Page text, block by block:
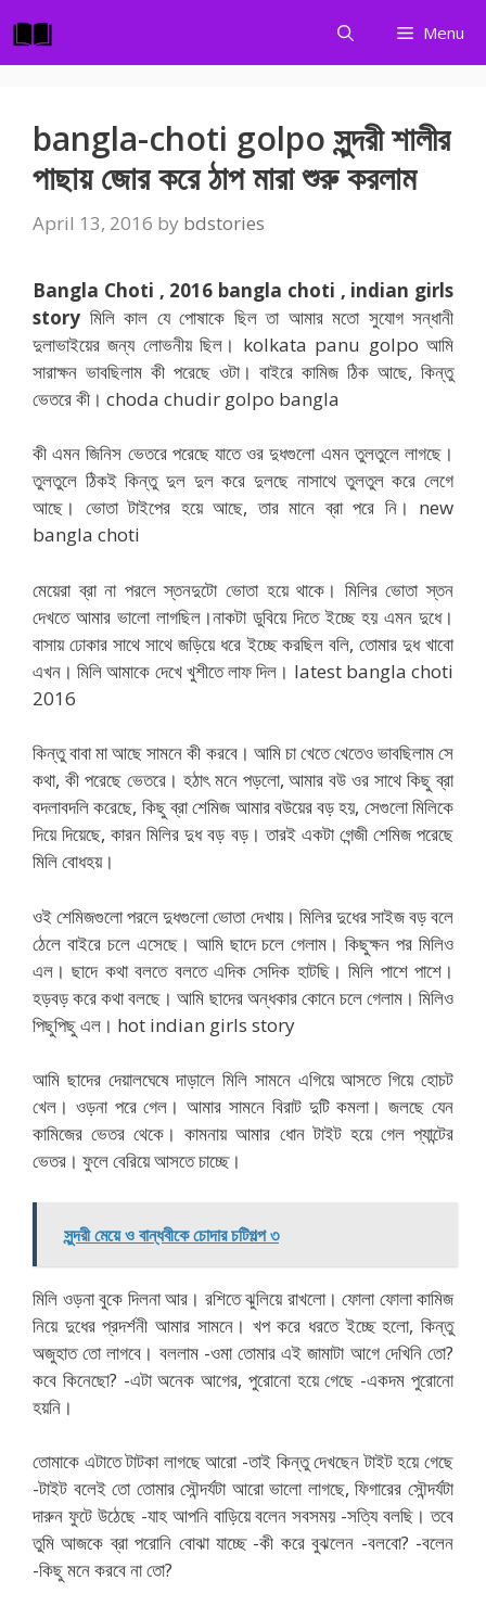
to
content
Menu
bangla-choti golpo সুন্দরী শালীর
পাছায় জোর করে ঠাপ মারা শুরু করলাম
April 13, 2016 by bdstories
Bangla Choti , 2016 bangla choti , indian girls
story মিলি কাল যে পোষাকে ছিল তা আমার মতো সুযোগ সন্ধানী
দুলাভাইয়ের জন্য লোভনীয় ছিল। kolkata panu golpo আমি
সারাক্ষন ভাবছিলাম কী পরেছে ওটা। বাইরে কামিজ ঠিক আছে, কিন্তু
ভেতরে কী। choda chudir golpo bangla
কী এমন জিনিস ভেতরে পরেছে যাতে ওর দুধগুলো এমন তুলতুলে লাগছে।
তুলতুলে ঠিকই কিন্তু দুল দুল করে দুলছে নাসাথে তুলতুল করে লেগে
আছে। ভোতা টাইপের হয়ে আছে, তার মানে ব্রা পরে নি। new
bangla choti
মেয়েরা ব্রা না পরলে স্তনদুটো ভোতা হয়ে থাকে। মিলির ভোতা স্তন
দেখতে আমার ভালো লাগছিল।নাকটা ডুবিয়ে দিতে ইচ্ছে হয় এমন দুধে।
বাসায় ঢোকার সাথে সাথে জড়িয়ে ধরে ইচ্ছে করছিল বলি, তোমার দুধ খাবো
এখন। মিলি আমাকে দেখে খুশীতে লাফ দিল। latest bangla choti
2016
কিন্তু বাবা মা আছে সামনে কী করবে। আমি চা খেতে খেতেও ভাবছিলাম সে
কথা, কী পরেছে ভেতরে। হঠাৎ মনে পড়লো, আমার বউ ওর সাথে কিছু ব্রা
বদলাবদলি করেছে, কিছু ব্রা শেমিজ আমার বউয়ের বড় হয়, সেগুলো মিলিকে
দিয়ে দিয়েছে, কারন মিলির দুধ বড় বড়। তারই একটা গেন্জী শেমিজ পরেছে
মিলি বোধহয়।
ওই শেমিজগুলো পরলে দুধগুলো ভোতা দেখায়। মিলির দুধের সাইজ বড় বলে
ঠেলে বাইরে চলে এসেছে। আমি ছাদে চলে গেলাম। কিছুক্ষন পর মিলিও
এল। ছাদে কথা বলতে বলতে এদিক সেদিক হাটছি। মিলি পাশে পাশে।
হড়বড় করে কথা বলছে। আমি ছাদের অন্ধকার কোনে চলে গেলাম। মিলিও
পিছুপিছু এল। hot indian girls story
আমি ছাদের দেয়ালঘেষে দাড়ালে মিলি সামনে এগিয়ে আসতে গিয়ে হোচট
খেল। ওড়না পরে গেল। আমার সামনে বিরাট দুটি কমলা। জলছে যেন
কামিজের ভেতর থেকে। কামনায় আমার ধোন টাইট হয়ে গেল প্যান্টের
ভেতর। ফুলে বেরিয়ে আসতে চাচ্ছে।
সুন্দরী মেয়ে ও বান্ধবীকে চোদার চটিগল্প ৩
মিলি ওড়না বুকে দিলনা আর। রশিতে ঝুলিয়ে রাখলো। ফোলা ফোলা কামিজ
নিয়ে দুধের প্রদর্শনী আমার সামনে। খপ করে ধরতে ইচ্ছে হলো, কিন্তু
অজুহাত তো লাগবে। বললাম -ওমা তোমার এই জামাটা আগে দেখিনি তো?
কবে কিনেছো? -এটা অনেক আগের, পুরোনো হয়ে গেছে -একদম পুরোনো
হয়নি।
তোমাকে এটাতে টাটকা লাগছে আরো -তাই কিন্তু দেখছেন টাইট হয়ে গেছে
-টাইট বলেই তো তোমার সৌন্দর্যটা আরো ভালো লাগছে, ফিগারের সৌন্দর্যটা
দারুন ফুটে উঠেছে -যাহ আপনি বাড়িয়ে বলেন সবসময় -সত্যি বলছি। তবে
তুমি আজকে ব্রা পরোনি বোঝা যাচ্ছে -কী করে বুঝলেন -বলবো? -বলেন
-কিছু মনে করবে না তো?